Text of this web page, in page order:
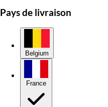
Pays de livraison
Belgium